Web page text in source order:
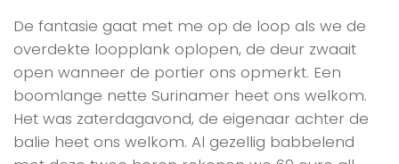
De fantasie gaat met me op de loop als we de
overdekte loopplank oplopen, de deur zwaait
open wanneer de portier ons opmerkt. Een
boomlange nette Surinamer heet ons welkom.
Het was zaterdagavond, de eigenaar achter de
balie heet ons welkom. Al gezellig babbelend